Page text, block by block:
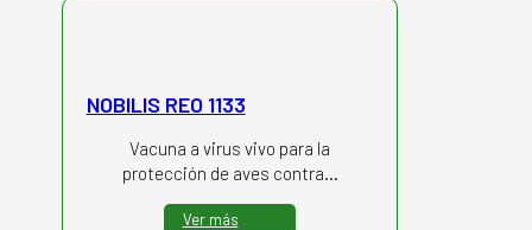
NOBILIS REO 1133
Vacuna a virus vivo para la
protección de aves contra…
Ver más